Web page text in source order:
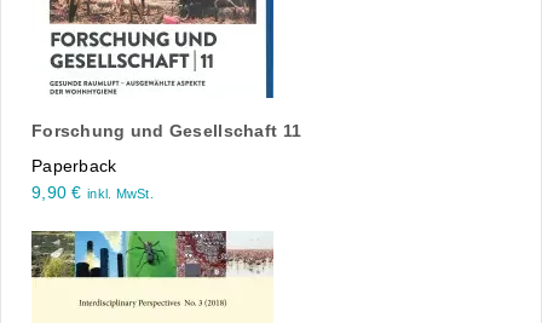
Forschung und Gesellschaft 11
Paperback
9,90€ inkl. MwSt.